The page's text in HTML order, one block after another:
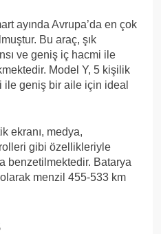
ayında Avrupa’da en çok
Bu araç, şık
ve geniş iç hacmi ile
Model Y, 5 kişilik
geniş bir aile için ideal
ekranı, medya,
gibi özellikleriyle
benzetilmektedir. Batarya
menzil 455-533 km